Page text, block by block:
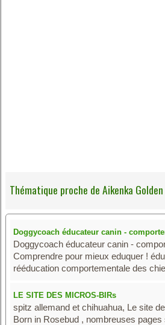
Thématique proche de Aikenka
Doggycoach éducateur canin -
Doggycoach éducateur canin -
Comprendre pour mieux eduquer !
rééducation comportementale des
LE SITE DES MICROS-BIRs
spitz allemand et chihuahua, Le site
Born in Rosebud , nombreuses